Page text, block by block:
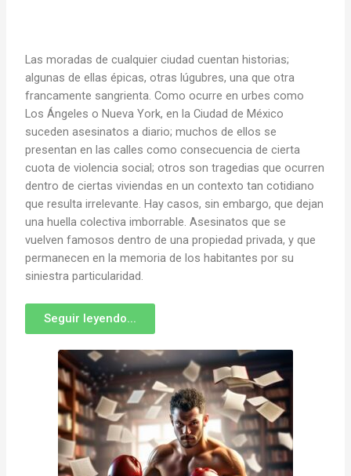
Las moradas de cualquier ciudad cuentan historias;
algunas de ellas épicas, otras lúgubres, una que otra
francamente sangrienta. Como ocurre en urbes como
Los Ángeles o Nueva York, en la Ciudad de México
suceden asesinatos a diario; muchos de ellos se
presentan en las calles como consecuencia de cierta
cuota de violencia social; otros son tragedias que ocurren
dentro de ciertas viviendas en un contexto tan cotidiano
que resulta irrelevante. Hay casos, sin embargo, que dejan
una huella colectiva imborrable. Asesinatos que se
vuelven famosos dentro de una propiedad privada, y que
permanecen en la memoria de los habitantes por su
siniestra particularidad.
Seguir leyendo...